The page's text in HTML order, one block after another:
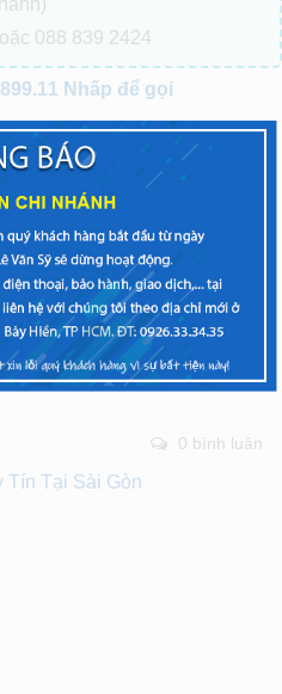
088 839 2424
Nhấp để gọi
2: Hỏi tình trạng máy, Phím
chất lượng)
LƯỢNG – NHẬN NIỀM
TIN
Bài tiếp theo
0 bình luân
Tín Tại Sài Gòn